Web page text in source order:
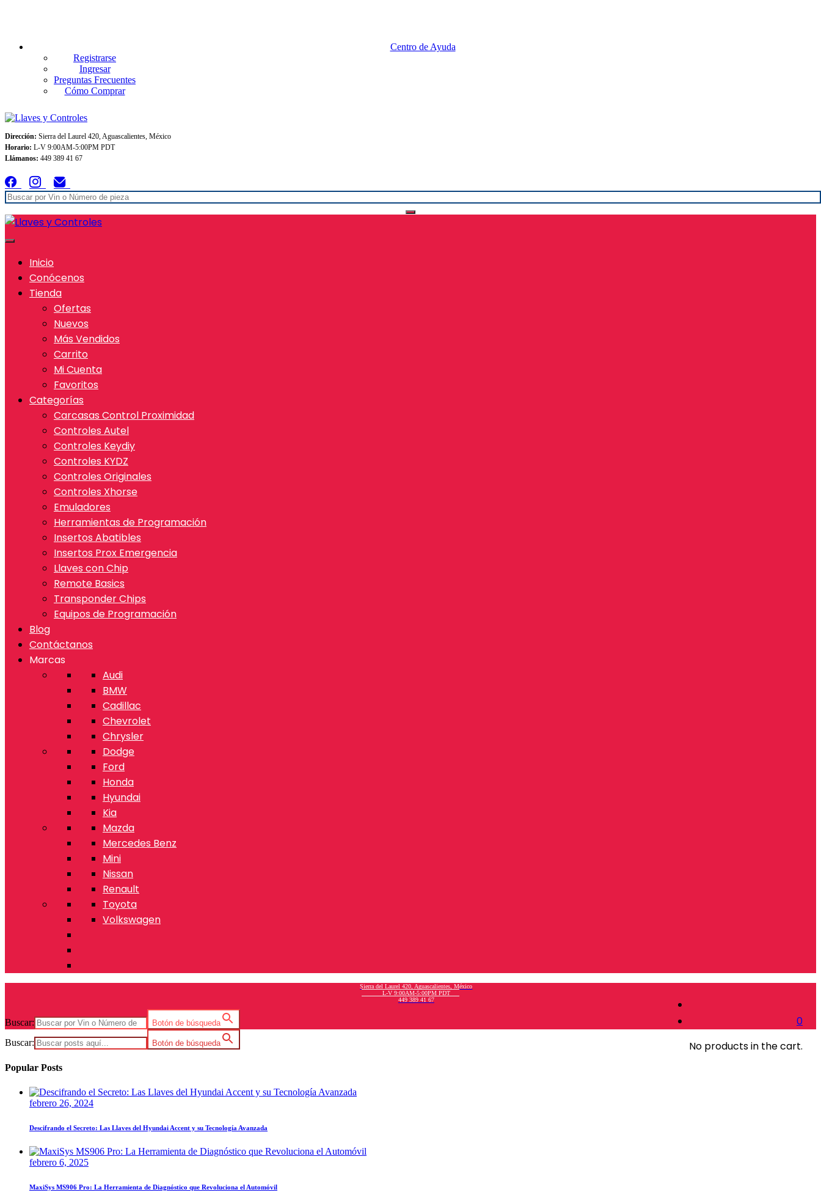
Centro de Ayuda
Registrarse
Ingresar
Preguntas Frecuentes
Cómo Comprar
Dirección: Sierra del Laurel 420, Aguascalientes, México
Horario: L-V 9:00AM-5:00PM PDT
Llámanos: 449 389 41 67
Inicio
Conócenos
Tienda
Ofertas
Nuevos
Más Vendidos
Carrito
Mi Cuenta
Favoritos
Categorías
Carcasas Control Proximidad
Controles Autel
Controles Keydiy
Controles KYDZ
Controles Originales
Controles Xhorse
Emuladores
Herramientas de Programación
Insertos Abatibles
Insertos Prox Emergencia
Llaves con Chip
Remote Basics
Transponder Chips
Equipos de Programación
Blog
Contáctanos
Marcas
Audi
BMW
Cadillac
Chevrolet
Chrysler
Dodge
Ford
Honda
Hyundai
Kia
Mazda
Mercedes Benz
Mini
Nissan
Renault
Toyota
Volkswagen
0
No products in the cart.
Sierra del Laurel 420, Aguascalientes, México
L-V 9:00AM-5:00PM PDT
449 389 41 67
Buscar: Botón de búsqueda
Buscar: Botón de búsqueda
Popular Posts
febrero 26, 2024
Descifrando el Secreto: Las Llaves del Hyundai Accent y su Tecnología Avanzada
febrero 6, 2025
MaxiSys MS906 Pro: La Herramienta de Diagnóstico que Revoluciona el Automóvil